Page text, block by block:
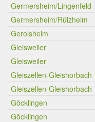
Germersheim/Lingenfeld
Germersheim/Rülzheim
Gerolsheim
Gleisweiler
Gleisweiler
Gleiszellen-Gleishorbach
Gleiszellen-Gleishorbach
Göcklingen
Göcklingen